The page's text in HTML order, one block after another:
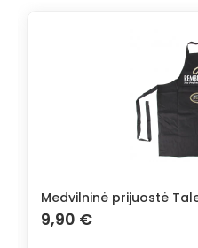
Medvilninė prijuostė
9,90 €